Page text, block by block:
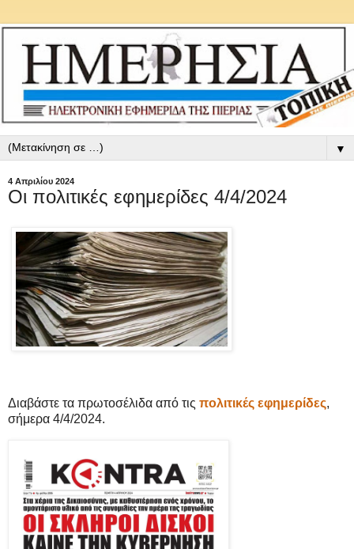
▼
4 Απριλίου 2024
Οι πολιτικές εφημερίδες 4/4/2024
Διαβάστε τα πρωτοσέλιδα από τις πολιτικές εφημερίδες,
σήμερα 4/4/2024.